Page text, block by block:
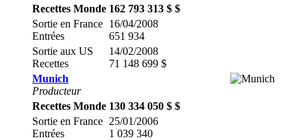
Recettes Monde 162 793 313 $ $
Sortie en France
Entrées
16/04/2008
651 934
Sortie aux US
Recettes
14/02/2008
71 148 699 $
Munich
Producteur
Recettes Monde 130 334 050 $ $
Sortie en France
Entrées
25/01/2006
1 039 340